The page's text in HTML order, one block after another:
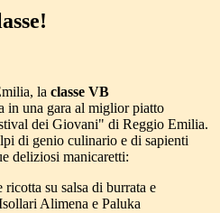
la classe VB
in una gara al miglior piatto
dei Giovani" di Reggio Emilia.
di genio culinario e di sapienti
deliziosi manicaretti:
su salsa di burrata e
Alimena e Paluka